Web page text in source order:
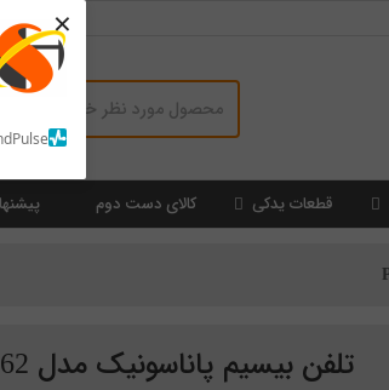
×
قطعات یدکی کالای دست دوم
تلفن بیسیم پاناسونیک مدل Panasonic KX-PRD262